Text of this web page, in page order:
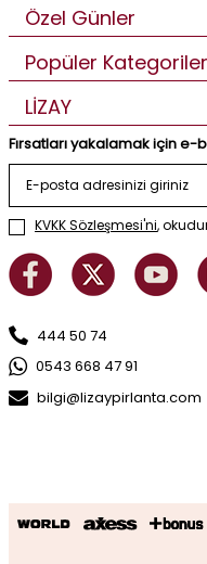
Özel Günler
Popüler Kategoriler
LİZAY
Fırsatları yakalamak için e-
KVKK Sözleşmesi'ni,
444 50 74
0543 668 47 91
bilgi@lizaypirlanta.com